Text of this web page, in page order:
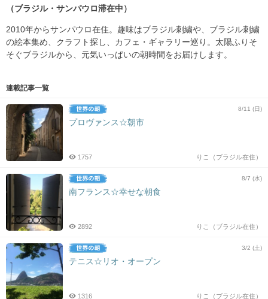
（ブラジル・サンパウロ滞在中）
2010年からサンパウロ在住。趣味はブラジル刺繍や、ブラジル刺繍
の絵本集め、クラフト探し、カフェ・ギャラリー巡り。太陽ふりそ
そぐブラジルから、元気いっぱいの朝時間をお届けします。
連載記事一覧
8/11 (日)
プロヴァンス☆朝市
りこ（ブラジル在住）
1757
8/7 (水)
南フランス☆幸せな朝食
りこ（ブラジル在住）
2892
3/2 (土)
テニス☆リオ・オープン
りこ（ブラジル在住）
1316